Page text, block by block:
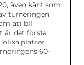
även känt som
turneringen
att bli
är det första
olika platser
60-